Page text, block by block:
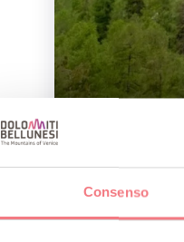
Consenso
Il sentiero parte da